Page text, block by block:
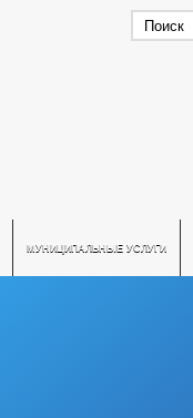
МУНИЦИПАЛЬНЫЕ УСЛУГИ